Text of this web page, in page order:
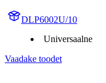
DLP6002U/10
Universaalne
Vaadake toodet